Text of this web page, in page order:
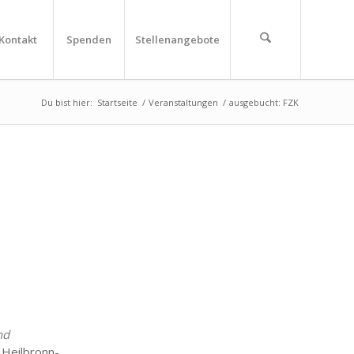
Kontakt Spenden Stellenangebote
Du bist hier: Startseite / Veranstaltungen / ausgebucht: FZK